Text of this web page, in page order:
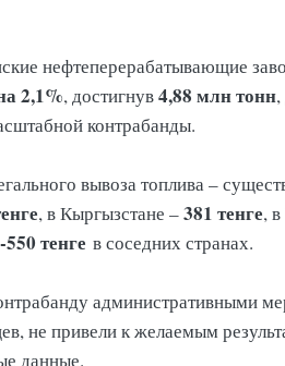
нефтеперерабатывающие
2,1%, достигнув4,88 млн тонн,
контрабанды.
вывоза топлива –
, в Кыргызстане –381 тенге,
тенге в соседних странах.
административными
не привели к желаемым
данные.